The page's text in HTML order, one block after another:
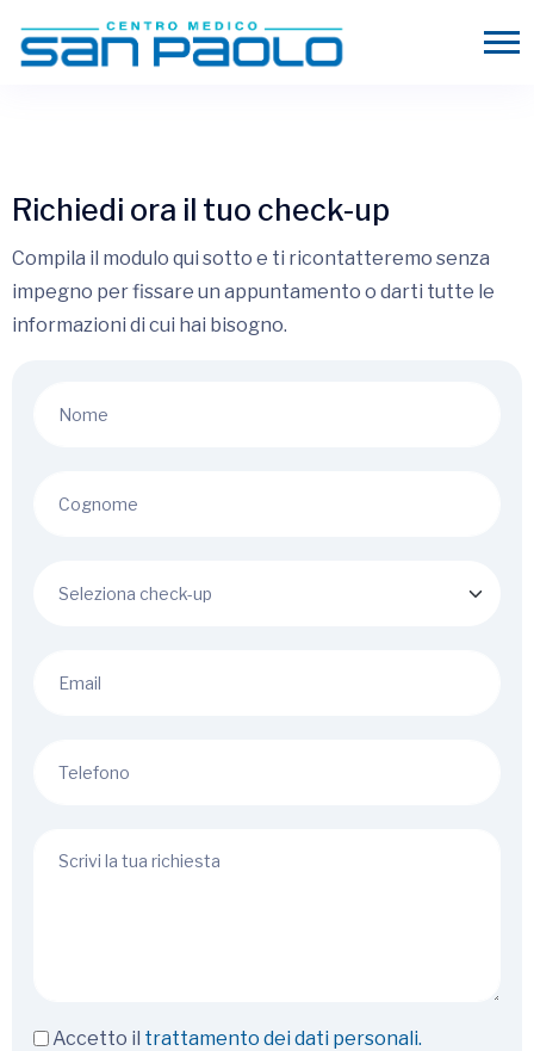
Richiedi ora il tuo check-up
Compila il modulo qui sotto e ti ricontatteremo senza
impegno per fissare un appuntamento o darti tutte le
informazioni di cui hai bisogno.
Accetto il trattamento dei dati personali.